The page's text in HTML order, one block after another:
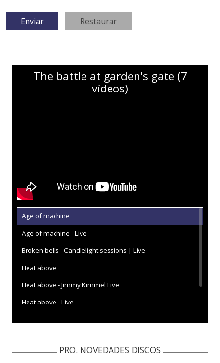
The battle at garden's gate (7
vídeos)
Age of machine
Age of machine - Live
Broken bells - Candlelight sessions | Live
Heat above
Heat above - Jimmy Kimmel Live
Heat above - Live
PRO. NOVEDADES DISCOS